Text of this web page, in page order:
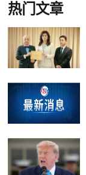
热门文章